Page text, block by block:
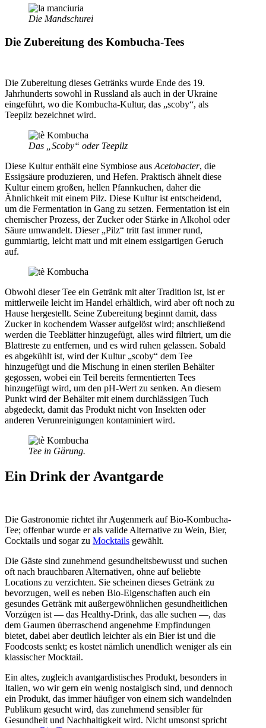
Die Mandschurei
Die Zubereitung des Kombucha-Tees
Die Zubereitung dieses Getränks wurde Ende des 19.
Jahrhunderts sowohl in Russland als auch in der Ukraine
eingeführt, wo die Kombucha-Kultur, das „scoby“, als
Teepilz bezeichnet wird.
Das „Scoby“ oder Teepilz
Diese Kultur enthält eine Symbiose aus Acetobacter, die
Essigsäure produzieren, und Hefen. Praktisch ähnelt diese
Kultur einem großen, hellen Pfannkuchen, daher die
Ähnlichkeit mit einem Pilz. Diese Kultur ist entscheidend,
um die Fermentation in Gang zu setzen. Fermentation ist ein
chemischer Prozess, der Zucker oder Stärke in Alkohol oder
Säure umwandelt. Dieser „Pilz“ tritt fast immer rund,
gummiartig, leicht matt und mit einem essigartigen Geruch
auf.
Obwohl dieser Tee ein Getränk mit alter Tradition ist, ist er
mittlerweile leicht im Handel erhältlich, wird aber oft noch zu
Hause hergestellt. Seine Zubereitung beginnt damit, dass
Zucker in kochendem Wasser aufgelöst wird; anschließend
werden die Teeblätter hinzugefügt, alles wird filtriert, um die
Blattreste zu entfernen, und es wird ruhen gelassen. Sobald
es abgekühlt ist, wird der Kultur „scoby“ dem Tee
hinzugefügt und die Mischung in einen sterilen Behälter
gegossen, wobei ein Teil bereits fermentierten Tees
hinzugefügt wird, um den pH-Wert zu senken. An diesem
Punkt wird der Behälter mit einem durchlässigen Tuch
abgedeckt, damit das Produkt nicht von Insekten oder
anderen Verunreinigungen kontaminiert wird.
Tee in Gärung.
Ein Drink der Avantgarde
Die Gastronomie richtet ihr Augenmerk auf Bio-Kombucha-
Tee; offenbar wurde er als valide Alternative zu Wein, Bier,
Cocktails und sogar zu Mocktails gewählt.
Die Gäste sind zunehmend gesundheitsbewusst und suchen
oft nach brauchbaren Alternativen, ohne auf beliebte
Locations zu verzichten. Sie scheinen dieses Getränk zu
bevorzugen, weil es neben Bio-Eigenschaften auch ein
gesundes Getränk mit außergewöhnlichen gesundheitlichen
Vorzügen ist — das Healthy-Drink, das alle suchen —, das
dem Gaumen überraschend angenehme Empfindungen
bietet, dabei aber deutlich leichter als ein Bier ist und die
Foodcosts senkt; es kostet nämlich unendlich weniger als ein
klassischer Mocktail.
Ein altes, zugleich avantgardistisches Produkt, besonders in
Italien, wo wir gern ein wenig nostalgisch sind, und dennoch
ein Produkt, das immer häufiger von einem sich wandelnden
Publikum gesucht wird, das zunehmend sensibler für
Gesundheit und Nachhaltigkeit wird. Nicht umsonst spricht